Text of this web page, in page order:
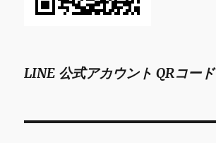
LINE 公式アカウント QRコード